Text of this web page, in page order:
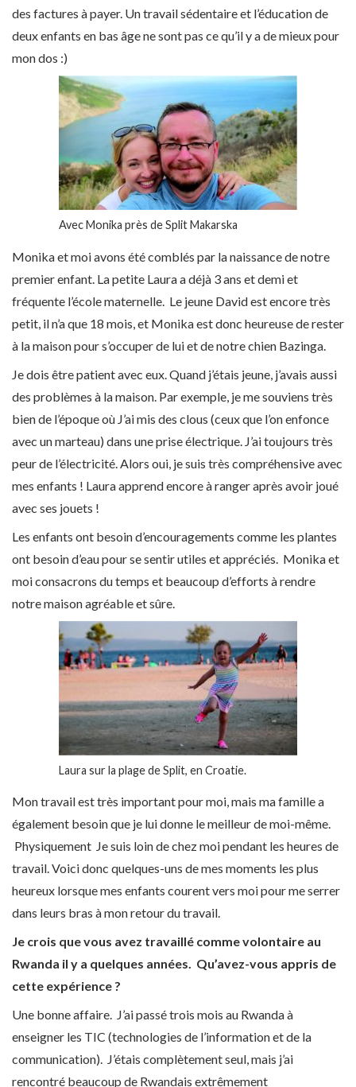
des factures à payer. Un travail sédentaire et l’éducation de
deux enfants en bas âge ne sont pas ce qu’il y a de mieux pour
mon dos :)
Avec Monika près de Split Makarska
Monika et moi avons été comblés par la naissance de notre
premier enfant. La petite Laura a déjà 3 ans et demi et
fréquente l’école maternelle. Le jeune David est encore très
petit, il n’a que 18 mois, et Monika est donc heureuse de rester
à la maison pour s’occuper de lui et de notre chien Bazinga.
Je dois être patient avec eux. Quand j’étais jeune, j’avais aussi
des problèmes à la maison. Par exemple, je me souviens très
bien de l’époque où J’ai mis des clous (ceux que l’on enfonce
avec un marteau) dans une prise électrique. J’ai toujours très
peur de l’électricité. Alors oui, je suis très compréhensive avec
mes enfants ! Laura apprend encore à ranger après avoir joué
avec ses jouets !
Les enfants ont besoin d’encouragements comme les plantes
ont besoin d’eau pour se sentir utiles et appréciés. Monika et
moi consacrons du temps et beaucoup d’efforts à rendre
notre maison agréable et sûre.
Laura sur la plage de Split, en Croatie.
Mon travail est très important pour moi, mais ma famille a
également besoin que je lui donne le meilleur de moi-même.
Physiquement Je suis loin de chez moi pendant les heures de
travail. Voici donc quelques-uns de mes moments les plus
heureux lorsque mes enfants courent vers moi pour me serrer
dans leurs bras à mon retour du travail.
Je crois que vous avez travaillé comme volontaire au
Rwanda il y a quelques années. Qu’avez-vous appris de
cette expérience ?
Une bonne affaire. J’ai passé trois mois au Rwanda à
enseigner les TIC (technologies de l’information et de la
communication). J’étais complètement seul, mais j’ai
rencontré beaucoup de Rwandais extrêmement